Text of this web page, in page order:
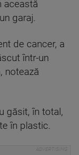
această
garaj.
de cancer, a
într-un
notează
găsit, în total,
în plastic.